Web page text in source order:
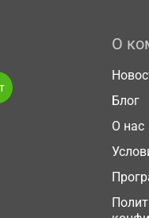
О
Блог
О нас